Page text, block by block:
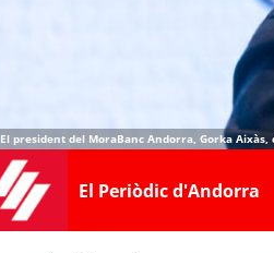
El president del MoraBanc Andorra, Gorka
El Periòdic d'Andorra